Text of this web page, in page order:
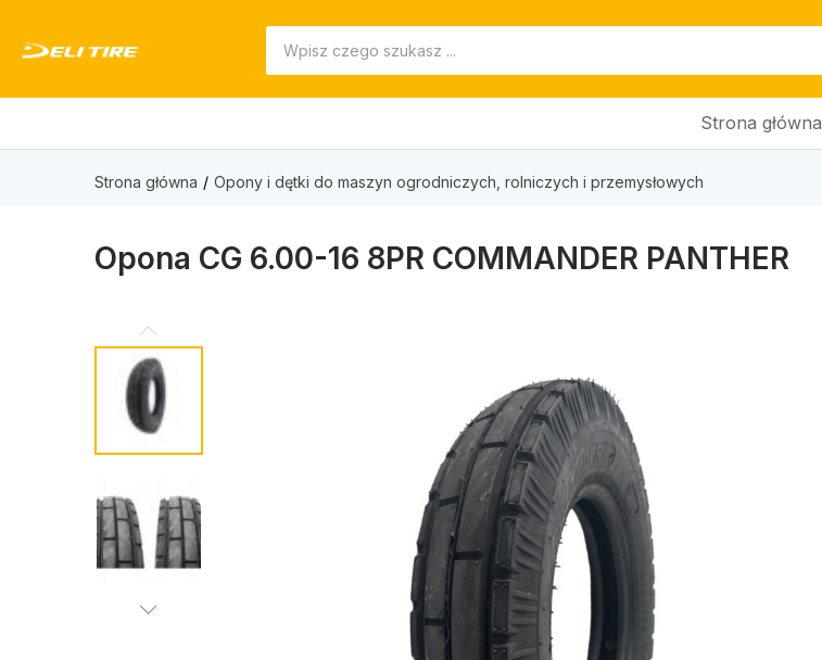
Strona główna
Strona główna Opony i dętki do maszyn ogrodniczych, rolniczych i przemysłowych
Opona CG 6.00-16 8PR COMMANDER PANTHER